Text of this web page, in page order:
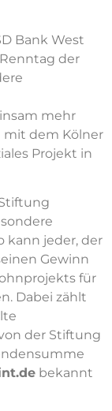
Bank West
der
mehr
mit dem Kölner
Projekt in
kann jeder, der
Gewinn
für
Dabei zählt
der Stiftung
bekannt